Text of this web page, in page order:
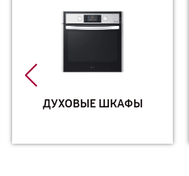
ДУХОВЫЕ ШКАФЫ